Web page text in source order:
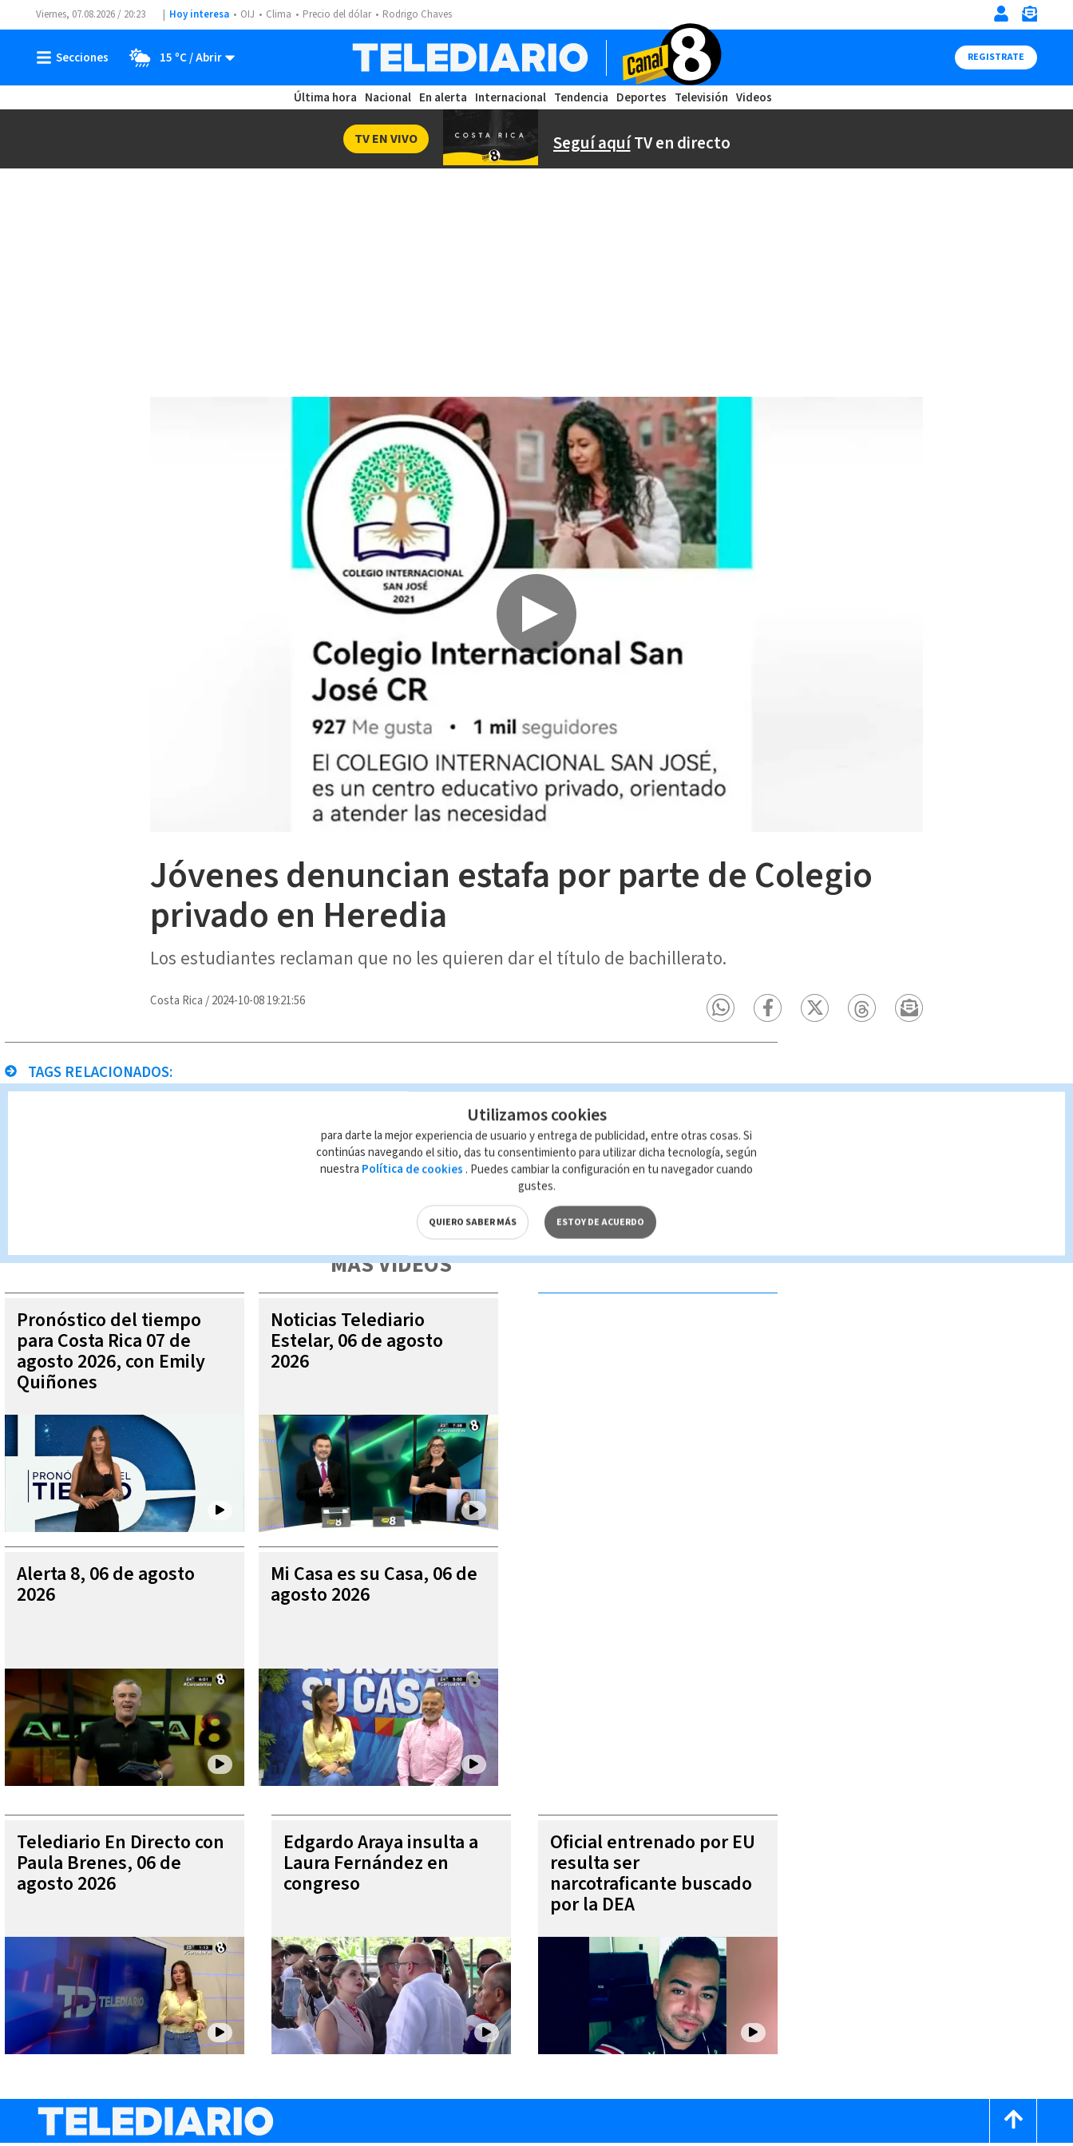
Viernes, 07.08.2026 / 20:23 Hoy interesa OIJ Clima Precio del dólar Rodrigo Chaves
15 ºC REGISTRATE
Última hora Nacional En alerta Internacional Tendencia Deportes Televisión Videos
Seguí aquíTV en directo
TV EN VIVO
Jóvenes denuncian estafa por parte de Colegio
privado en Heredia
Los estudiantes reclaman que no les quieren dar el título de bachillerato.
Costa Rica /2024-10-08 19:21:56
TAGS RELACIONADOS:
Queda prohibida la reproducción total o parcial del contenido de esta página, mismo que es propiedad de TELEDIARIO; su reproducción no
autorizada constituye una infracción y un delito de conformidad con las leyes aplicables.
MÁS VIDEOS
Pronóstico del tiempo
para Costa Rica 07 de
agosto 2026, con Emily
Quiñones
Noticias Telediario
Estelar, 06 de agosto
2026
Alerta 8, 06 de agosto
2026
Mi Casa es su Casa, 06 de
agosto 2026
Telediario En Directo con
Paula Brenes, 06 de
agosto 2026
Edgardo Araya insulta a
Laura Fernández en
congreso
Oficial entrenado por EU
resulta ser
narcotraficante buscado
por la DEA
Utilizamos cookies
para darte la mejor experiencia de usuario y entrega de publicidad, entre otras cosas. Si
continúas navegando el sitio, das tu consentimiento para utilizar dicha tecnología, según
nuestra Política de cookies . Puedes cambiar la configuración en tu navegador cuando
gustes.
QUIERO SABER MÁS ESTOY DE ACUERDO